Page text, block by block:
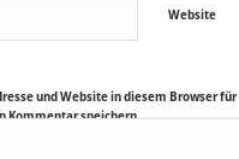
Website
und Website in diesem Browser für
Kommentar speichern.